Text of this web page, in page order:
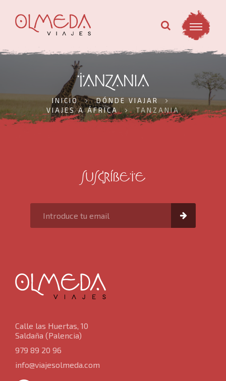
Dónde viajar
Grandes viajes por el mundo
TANZANIA
INICIO
DÓNDE VIAJAR
VIAJES A ÁFRICA
TANZANIA
SUSCRÍBETE
Calle las Huertas, 10
Saldaña (Palencia)
979 89 20 96
info@viajesolmeda.com